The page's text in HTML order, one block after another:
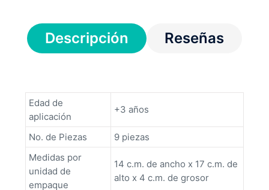
Descripción Reseñas
Edad de
aplicación
+3 años
No. de Piezas
9 piezas
Medidas por
unidad de
empaque
14 c.m. de ancho x 17 c.m. de
alto x 4 c.m. de grosor